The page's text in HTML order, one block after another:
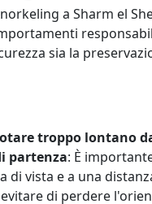
a Sharm el
sia la
troppo lontano
partenza: È
di vista e a una
di perdere